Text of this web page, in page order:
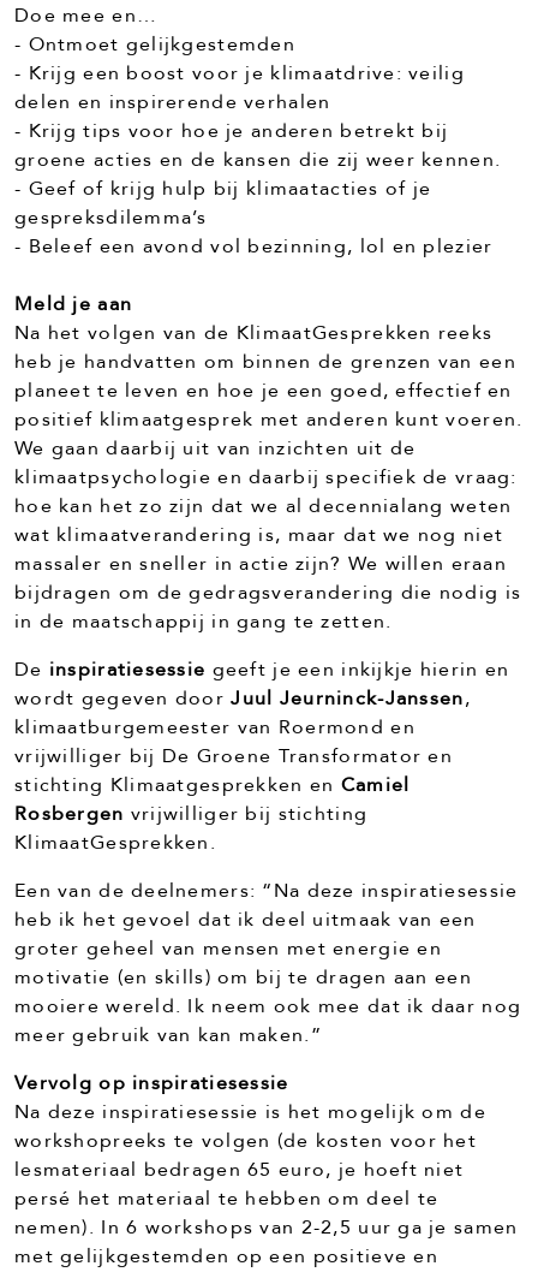
Doe mee en…
- Ontmoet gelijkgestemden
- Krijg een boost voor je klimaatdrive: veilig
delen en inspirerende verhalen
- Krijg tips voor hoe je anderen betrekt bij
groene acties en de kansen die zij weer kennen.
- Geef of krijg hulp bij klimaatacties of je
gespreksdilemma’s
- Beleef een avond vol bezinning, lol en plezier
Meld je aan
Na het volgen van de KlimaatGesprekken reeks
heb je handvatten om binnen de grenzen van een
planeet te leven en hoe je een goed, effectief en
positief klimaatgesprek met anderen kunt voeren.
We gaan daarbij uit van inzichten uit de
klimaatpsychologie en daarbij specifiek de vraag:
hoe kan het zo zijn dat we al decennialang weten
wat klimaatverandering is, maar dat we nog niet
massaler en sneller in actie zijn? We willen eraan
bijdragen om de gedragsverandering die nodig is
in de maatschappij in gang te zetten.
De inspiratiesessie geeft je een inkijkje hierin en
wordt gegeven doorJuul Jeurninck-Janssen,
klimaatburgemeester van Roermond en
vrijwilliger bij De Groene Transformator en
stichting Klimaatgesprekken en Camiel
Rosbergen vrijwilliger bij stichting
KlimaatGesprekken.
Een van de deelnemers: “Na deze inspiratiesessie
heb ik het gevoel dat ik deel uitmaak van een
groter geheel van mensen met energie en
motivatie (en skills) om bij te dragen aan een
mooiere wereld. Ik neem ook mee dat ik daar nog
meer gebruik van kan maken.”
Vervolg op inspiratiesessie
Na deze inspiratiesessie is het mogelijk om de
workshopreeks te volgen (de kosten voor het
lesmateriaal bedragen 65 euro, je hoeft niet
persé het materiaal te hebben om deel te
nemen). In 6 workshops van 2-2,5 uur ga je samen
met gelijkgestemden op een positieve en